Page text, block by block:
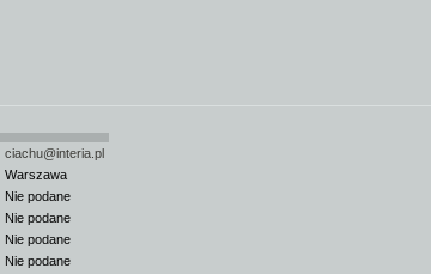
ciachu@interia.pl
Warszawa
Nie podane
Nie podane
Nie podane
Nie podane